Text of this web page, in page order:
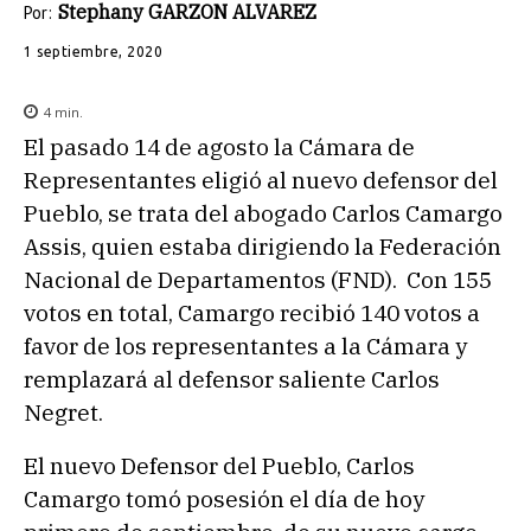
Por: Stephany GARZON ALVAREZ
1 septiembre, 2020
4 min.
El pasado 14 de agosto la Cámara de
Representantes eligió al nuevo defensor del
Pueblo, se trata del abogado Carlos Camargo
Assis, quien estaba dirigiendo la Federación
Nacional de Departamentos (FND). Con 155
votos en total, Camargo recibió 140 votos a
favor de los representantes a la Cámara y
remplazará al defensor saliente Carlos
Negret.
El nuevo Defensor del Pueblo, Carlos
Camargo tomó posesión el día de hoy